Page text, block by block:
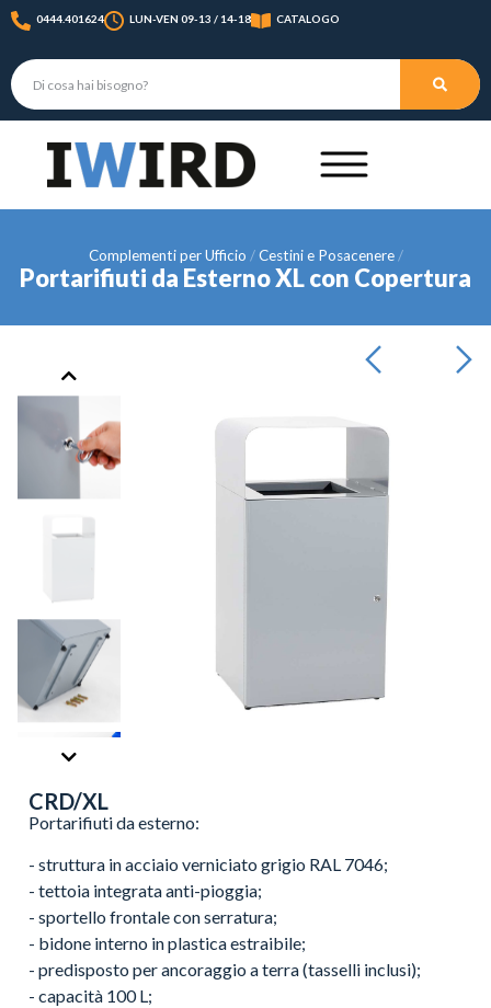
0444.401624 LUN-VEN 09-13 / 14-18 CATALOGO
Complementi per Ufficio Cestini e Posacenere
Portarifiuti da Esterno XL con Copertura
CRD/XL
Portarifiuti da esterno:
- struttura in acciaio verniciato grigio RAL 7046;
- tettoia integrata anti-pioggia;
- sportello frontale con serratura;
- bidone interno in plastica estraibile;
- predisposto per ancoraggio a terra (tasselli inclusi);
- capacità 100 L;